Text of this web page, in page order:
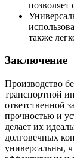
позволяет
также
Заключение
Производство
транспортной
ответственной
прочностью и
делает их
долговечных
универсальны,